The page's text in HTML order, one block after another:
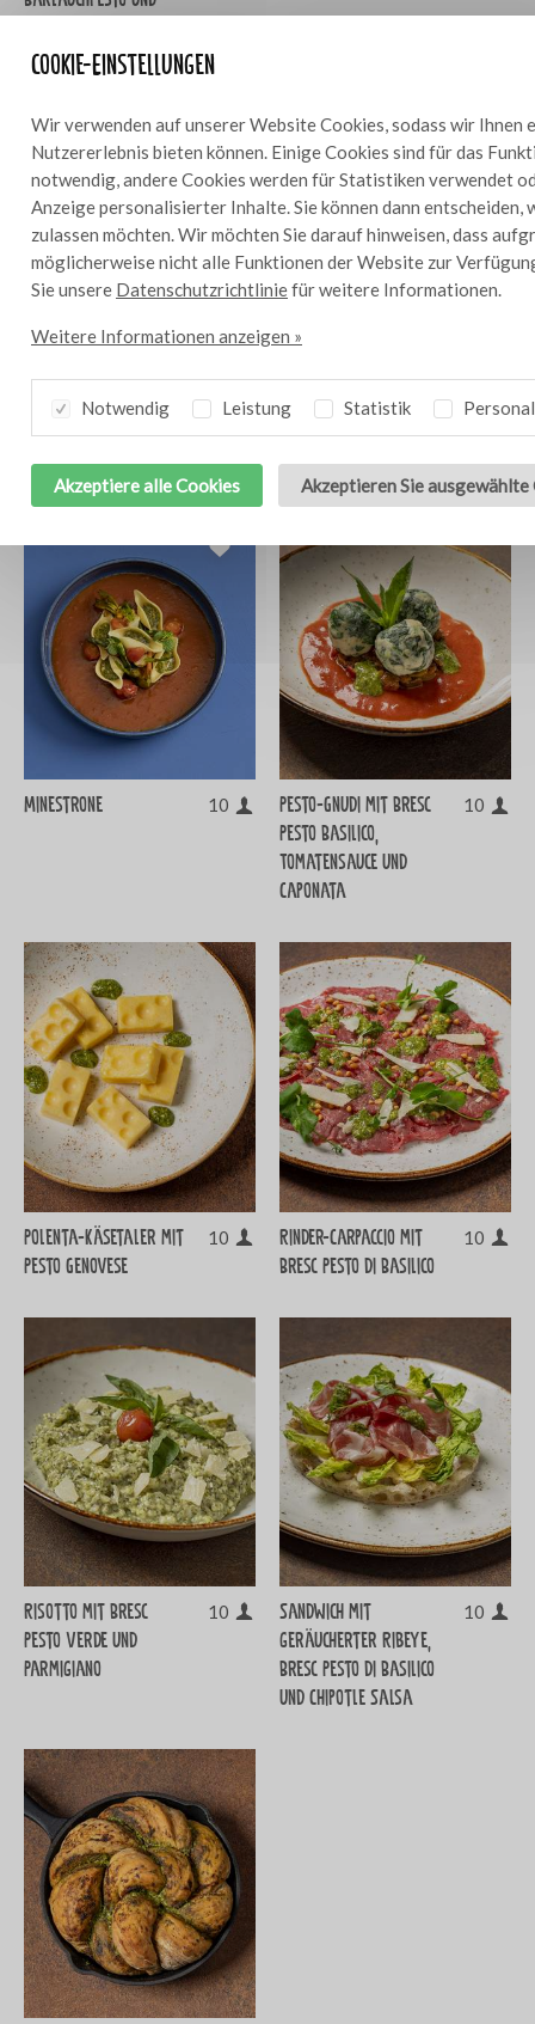
Cookie-Einstellungen
Wir verwenden auf unserer Website Cookies, sodass wir Ihnen
Nutzererlebnis bieten können. Einige Cookies sind für das
notwendig, andere Cookies werden für Statistiken verwendet
Anzeige personalisierter Inhalte. Sie können dann entscheiden,
zulassen möchten. Wir möchten Sie darauf hinweisen, dass
möglicherweise nicht alle Funktionen der Website zur
Sie unsere Datenschutzrichtliniefür weitere Informationen.
Weitere Informationen anzeigen »
Notwendig Leistung Statistik
Akzeptiere alle Cookies Akzeptieren Sie ausgewählte
Knollensellerie-Carpaccio
mit Bresc Vegan Pesto
Knusprige
Blumenkohlbites mit
Bresc Veganer Pesto-
Joghurtsoße
Minestrone 10
Pesto-Gnudi mit Bresc
Pesto Basilico,
Tomatensauce und
Caponata
10
Polenta-Käsetaler mit
Pesto Genovese
10
Rinder-Carpaccio mit
Bresc Pesto di Basilico
10
Risotto mit Bresc
Pesto Verde und
Parmigiano
10
Sandwich mit
geräucherter Ribeye,
Bresc Pesto di Basilico
und Chipotle Salsa
10